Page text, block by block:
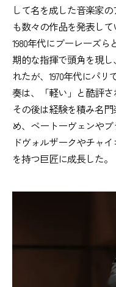
して名を成した音楽家
も数々の作品を発表して
1980年代にブーレーズ
期的な指揮で頭角を現
れたが、1970年代にパ
奏は、「軽い」と酷評さ
その後は経験を積み名
め、ベートーヴェンや
ドヴォルザークやチャ
を持つ巨匠に成長した。